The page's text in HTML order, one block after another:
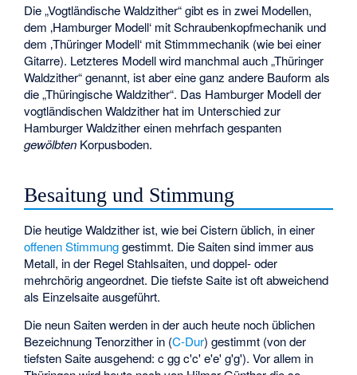
Die „Vogtländische Waldzither“ gibt es in zwei Modellen,
dem ‚Hamburger Modell‘ mit Schraubenkopfmechanik und
dem ‚Thüringer Modell‘ mitStimmmechanik (wie bei einer
Gitarre). Letzteres Modell wird manchmal auch „Thüringer
Waldzither“ genannt, ist aber eine ganz andere Bauform als
die „Thüringische Waldzither“. Das Hamburger Modell der
vogtländischen Waldzither hat im Unterschied zur
Hamburger Waldzither einen mehrfach gespanten
gewölbten Korpusboden.
Besaitung und Stimmung
Die heutige Waldzither ist, wie bei Cistern üblich, in einer
offenen Stimmunggestimmt. Die Saiten sind immer aus
Metall, in der Regel Stahlsaiten, und doppel- oder
mehrchörig angeordnet. Die tiefste Saite ist oft abweichend
als Einzelsaite ausgeführt.
Die neun Saiten werden in der auch heute noch üblichen
Bezeichnung Tenorzither in (C-Dur) gestimmt (von der
tiefsten Saite ausgehend: c gg c'c' e'e' g'g'). Vor allem in